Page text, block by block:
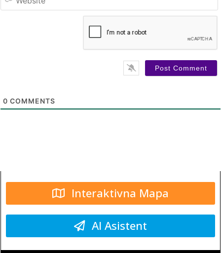
0 COMMENTS
Interaktivna Mapa
AI Asistent